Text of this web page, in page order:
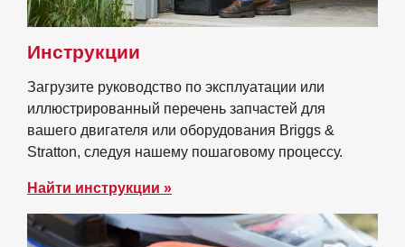
Инструкции
Загрузите руководство по эксплуатации или
иллюстрированный перечень запчастей для
вашего двигателя или оборудования Briggs &
Stratton, следуя нашему пошаговому процессу.
Найти инструкции »